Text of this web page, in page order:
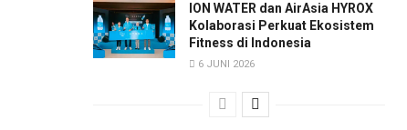
ION WATER dan AirAsia HYROX
Kolaborasi Perkuat Ekosistem
Fitness di Indonesia
6 JUNI 2026